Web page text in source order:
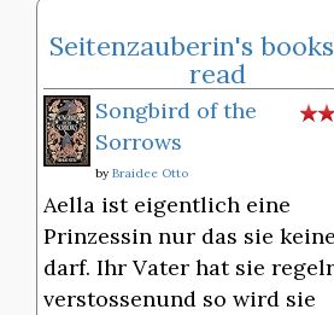
Seitenzauberin's
read
Songbird of the
Sorrows
by Braidee Otto
Aella ist eigentlich eine
Prinzessin nur das sie
darf. Ihr Vater hat sie
verstossenund so wird sie